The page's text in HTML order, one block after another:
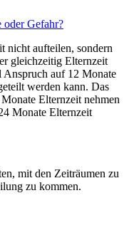
oder Gefahr?
nicht aufteilen, sondern
gleichzeitig Elternzeit
Anspruch auf 12 Monate
werden kann. Das
Elternzeit nehmen
Monate Elternzeit
mit den Zeiträumen zu
zu kommen.